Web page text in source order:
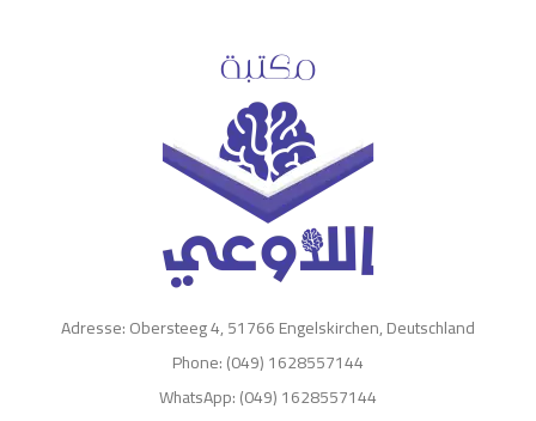
Adresse: Obersteeg 4, 51766 Engelskirchen, Deutschland
Phone: (049) 1628557144
WhatsApp: (049) 1628557144